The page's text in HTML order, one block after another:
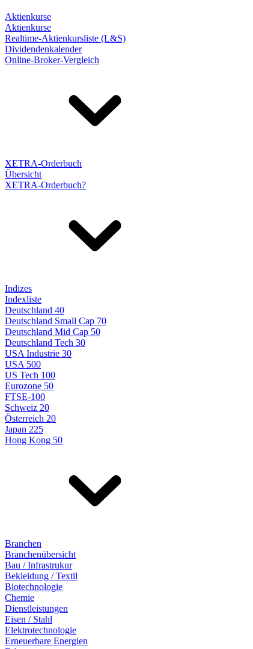
Aktienkurse
Aktienkurse
Realtime-Aktienkursliste (L&S)
Dividendenkalender
Online-Broker-Vergleich
XETRA-Orderbuch
Übersicht
XETRA-Orderbuch?
Indizes
Indexliste
Deutschland 40
Deutschland Small Cap 70
Deutschland Mid Cap 50
Deutschland Tech 30
USA Industrie 30
USA 500
US Tech 100
Eurozone 50
FTSE-100
Schweiz 20
Österreich 20
Japan 225
Hong Kong 50
Branchen
Branchenübersicht
Bau / Infrastrukur
Bekleidung / Textil
Biotechnologie
Chemie
Dienstleistungen
Eisen / Stahl
Elektrotechnologie
Erneuerbare Energien